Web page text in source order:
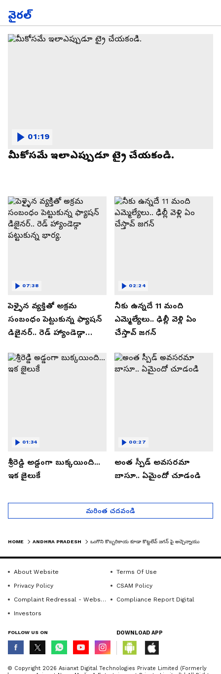
వైరల్
మీకోసమే ఇలాఎప్పుడూ ట్రై చేయకండి.
01:19
పెళ్ళైన వ్యక్తితో అక్రమ
సంబంధం పెట్టుకున్న ఫ్యాషన్
డిజైనర్.. రెడ్ హ్యాండెడ్గా
07:38
నీకు ఉన్నదే 11 మంది
ఎమ్మెల్యేలు.. ఢిల్లీ వెళ్లి ఏం
చేస్తావ్ జగన్
02:24
శ్రీరెడ్డి అడ్డంగా బుక్కయింది...
ఇక జైలుకే
01:34
అంత స్పీడ్ అవసరమా
బాసూ.. ఏమైందో చూడండి
00:27
మరింత చదవండి
HOME ANDHRA PRADESH
About Website
Terms Of Use
Privacy Policy
CSAM Policy
Complaint Redressal - Website
Compliance Report Digital
Investors
FOLLOW US ON DOWNLOAD APP
© Copyright 2026 Asianxt Digital Technologies Private Limited (Formerly